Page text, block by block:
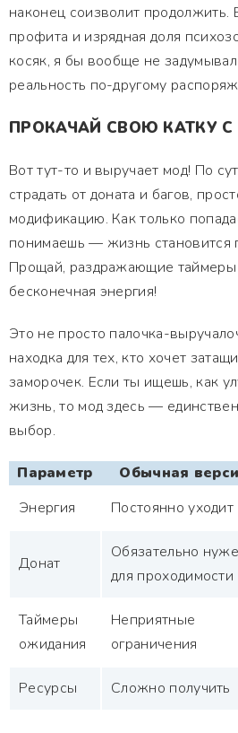
наконец соизволит продолжить.
профита и изрядная доля
косяк, я бы вообще не
реальность по-другому
ПРОКАЧАЙ СВОЮ КАТКУ
Вот тут-то и выручает мод! По
страдать от доната и багов,
модификацию. Как только
понимаешь — жизнь становится
Прощай, раздражающие таймеры
бесконечная энергия!
Это не просто палочка-
находка для тех, кто хочет
заморочек. Если ты ищешь, как
жизнь, то мод здесь —
выбор.
Параметр Обычная
Энергия
Постоянно уходит
Донат
Обязательно
для проходимости
Таймеры
ожидания
Неприятные
ограничения
Ресурсы Сложно получить